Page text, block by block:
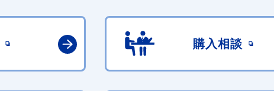
購入相談